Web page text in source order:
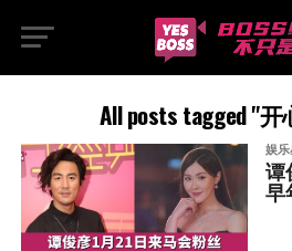
All posts tagged "开
娱乐
谭
早